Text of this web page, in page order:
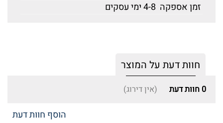
זמן אספקה 4-8 ימי עסקים
חוות דעת על המוצר
0 חוות דעת (אין דירוג)
הוסף חוות דעת